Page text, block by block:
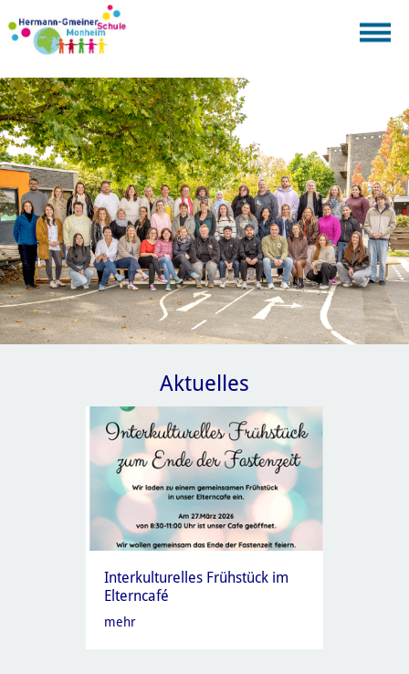
Aktuelles
Interkulturelles Frühstück im
Elterncafé
mehr